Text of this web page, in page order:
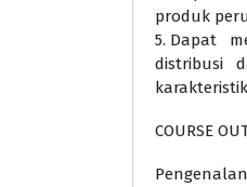
produk
5. Dapat
distribusi
COURSE